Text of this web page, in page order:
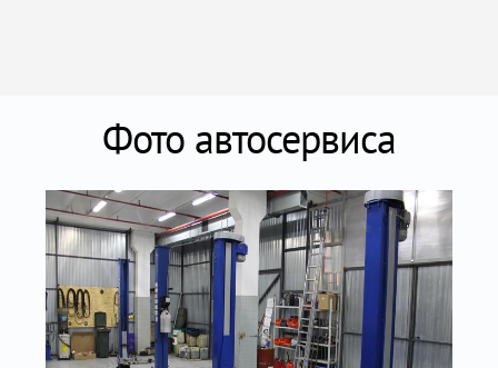
Фото автосервиса